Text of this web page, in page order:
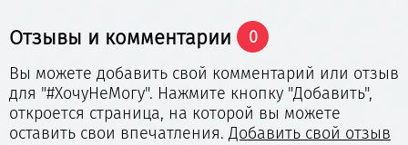
Отзывы и комментарии
0
Вы можете добавить свой комментарий или отзыв
для "#ХочуНеМогу". Нажмите кнопку "Добавить",
откроется страница, на которой вы можете
оставить свои впечатления.Добавить свой отзыв